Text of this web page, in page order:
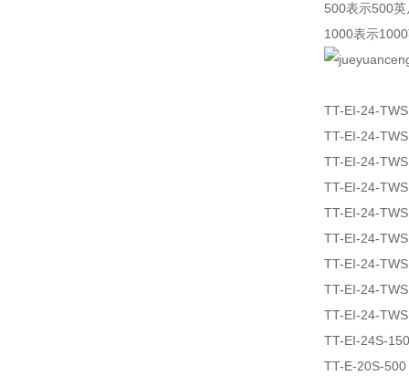
500表示500
1000表示
TT-EI-24-
TT-EI-24-
TT-EI-24-
TT-EI-24-
TT-EI-24-
TT-EI-24-
TT-EI-24-
TT-EI-24-
TT-EI-24-
TT-EI-24S-
TT-E-20S-500